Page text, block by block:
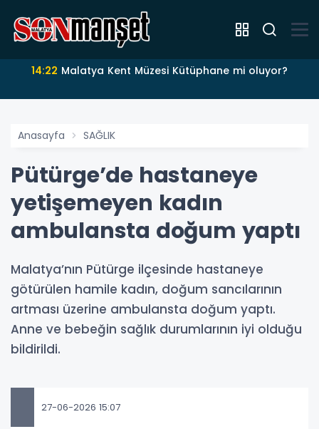
14:22 Malatya Kent Müzesi Kütüphane mi oluyor?
Anasayfa SAĞLIK
Pütürge’de hastaneye
yetişemeyen kadın
ambulansta doğum yaptı
Malatya’nın Pütürge ilçesinde hastaneye
götürülen hamile kadın, doğum sancılarının
artması üzerine ambulansta doğum yaptı.
Anne ve bebeğin sağlık durumlarının iyi olduğu
bildirildi.
27-06-2026 15:07